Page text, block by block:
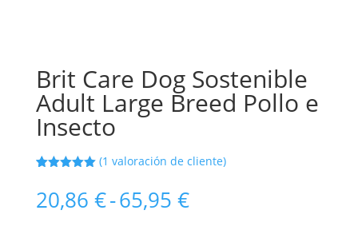
Brit Care Dog Sostenible
Adult Large Breed Pollo e
Insecto
5 en base
valoración
(1 valoración de cliente)
20,86 €-65,95 €Rango
de